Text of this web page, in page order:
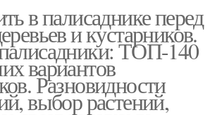
в палисаднике перед
и кустарников.
ТОП-140
вариантов
Разновидности
выбор растений,